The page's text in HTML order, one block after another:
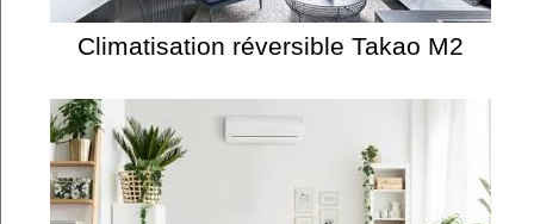
Climatisation réversible Takao M2